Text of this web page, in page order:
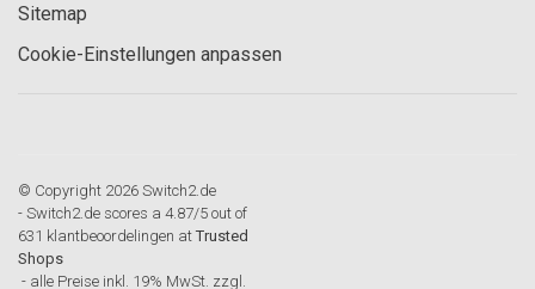
Sitemap
Cookie-Einstellungen anpassen
© Copyright 2026 Switch2.de
- Switch2.de scores a 4.87/5 out of
631 klantbeoordelingen at Trusted
Shops
- alle Preise inkl. 19% MwSt. zzgl.